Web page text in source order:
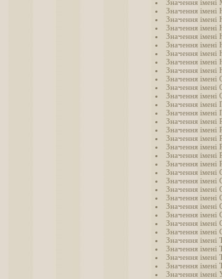
Значення імені
Значення імені
Значення імені
Значення імені
Значення імені
Значення імені
Значення імені
Значення імені
Значення імені
Значення імені
Значення імені
Значення імені
Значення імені
Значення імені
Значення імені
Значення імені
Значення імені
Значення імені
Значення імені
Значення імені
Значення імені
Значення імені
Значення імені
Значення імені
Значення імені
Значення імені
Значення імені
Значення імені
Значення імені
Значення імені
Значення імені
Значення імені
Значення імені